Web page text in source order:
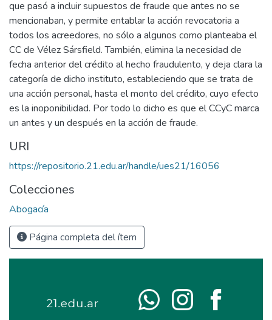
que pasó a incluir supuestos de fraude que antes no se
mencionaban, y permite entablar la acción revocatoria a
todos los acreedores, no sólo a algunos como planteaba el
CC de Vélez Sársfield. También, elimina la necesidad de
fecha anterior del crédito al hecho fraudulento, y deja clara la
categoría de dicho instituto, estableciendo que se trata de
una acción personal, hasta el monto del crédito, cuyo efecto
es la inoponibilidad. Por todo lo dicho es que el CCyC marca
un antes y un después en la acción de fraude.
URI
https://repositorio.21.edu.ar/handle/ues21/16056
Colecciones
Abogacía
Página completa del ítem